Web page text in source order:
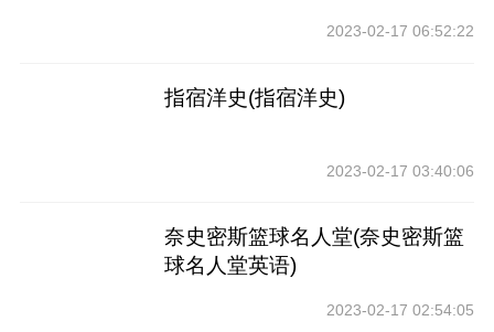
2023-02-17 06:52:22
指宿洋史(指宿洋史)
2023-02-17 03:40:06
奈史密斯篮球名人堂(奈史密斯篮
球名人堂英语)
2023-02-17 02:54:05